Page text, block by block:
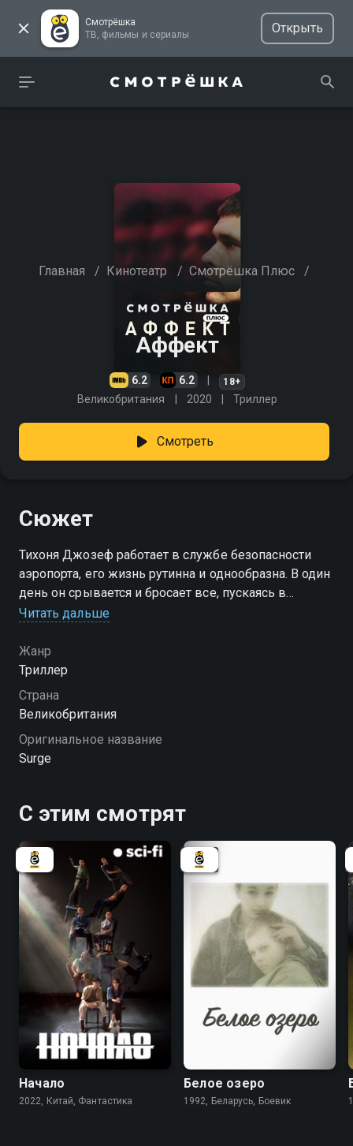
Смотрёшка
ТВ, фильмы и сериалы
Открыть
Главная / Кинотеатр / Смотрёшка Плюс /
Аффект
6.2 6.2 18+
Великобритания 2020 Триллер
Смотреть
Сюжет
Тихоня Джозеф работает в службе безопасности
аэропорта, его жизнь рутинна и однообразна. В один
день он срывается и бросает все, пускаясь в
опасные приключения по улицам Лондона, и
безрассудства. До какой черты он дойдет в своем
бунте против правил?
Читать дальше
Жанр
Триллер
Страна
Великобритания
Оригинальное название
Surge
С этим смотрят
8.1 8.1
Начало
2022, Китай, Фантастика
Белое озеро
1992, Беларусь, Боевик